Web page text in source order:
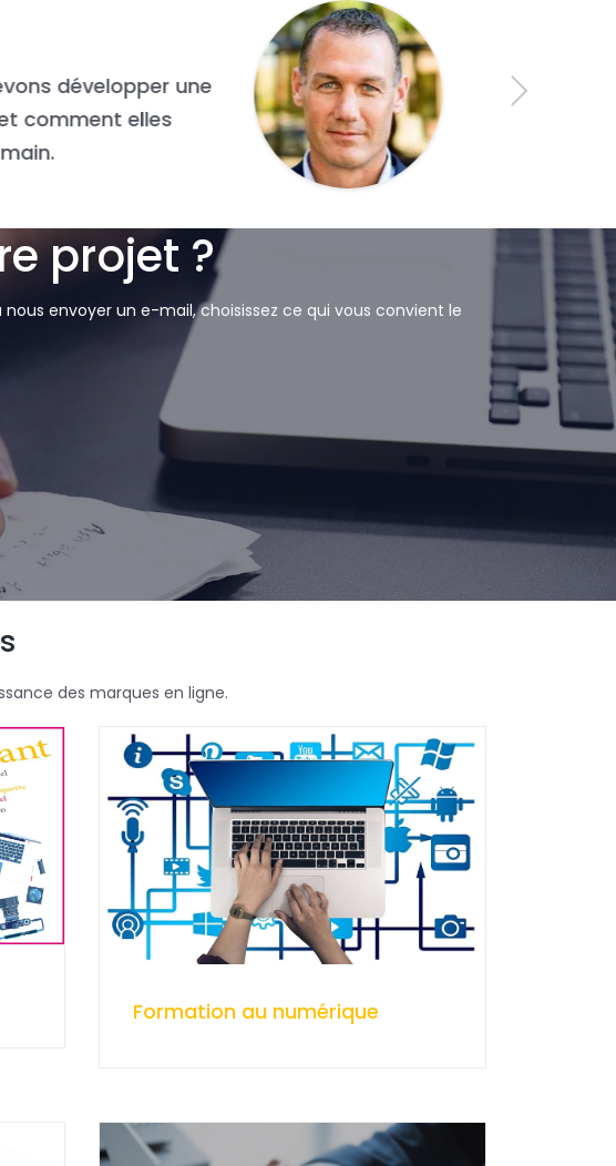
moyennes d’une grande fut la technologie.
ce qui différencie une entreprise
projet ?
envoyer un e-mail, choisissez ce qui vous convient le
des marques en ligne.
Formation au numérique